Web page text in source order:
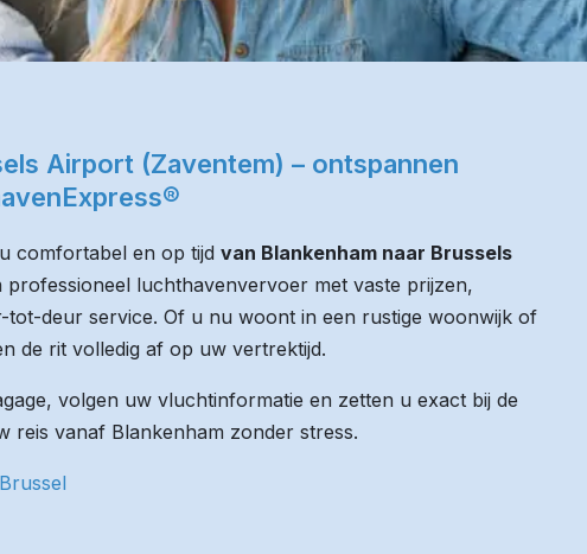
Airport (Zaventem) – ontspannen
comfortabel en op tijd van Blankenham naar Brussels
professioneel luchthavenvervoer met vaste prijzen,
deur service. Of u nu woont in een rustige woonwijk of
de rit volledig af op uw vertrektijd.
volgen uw vluchtinformatie en zetten u exact bij de
reis vanaf Blankenham zonder stress.